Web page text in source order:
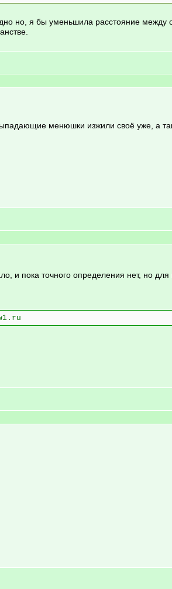
но, я бы уменьшила расстояние между
менюшки изжили своё уже, а
и пока точного определения нет, но